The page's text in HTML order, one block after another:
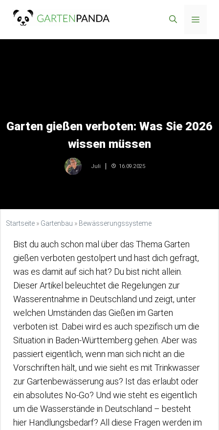
Inhalt
Menü
Garten gießen verboten: Was Sie 2026
wissen müssen
Juli 16.09.2025
Startseite » Gartenbau » Bewässerungssysteme
Bist du auch schon mal über das Thema Garten
gießen verboten gestolpert und hast dich gefragt,
was es damit auf sich hat? Du bist nicht allein.
Dieser Artikel beleuchtet die Regelungen zur
Wasserentnahme in Deutschland und zeigt, unter
welchen Umständen das Gießen im Garten
verboten ist. Dabei wird es auch spezifisch um die
Situation in Baden-Württemberg gehen. Aber was
passiert eigentlich, wenn man sich nicht an die
Vorschriften hält, und wie sieht es mit Trinkwasser
zur Gartenbewässerung aus? Ist das erlaubt oder
ein absolutes No-Go? Und wie steht es eigentlich
um die Wasserstände in Deutschland – besteht
hier Handlungsbedarf? All diese Fragen werden im